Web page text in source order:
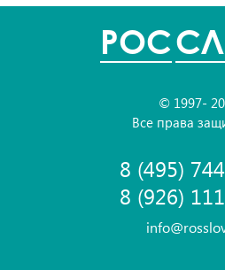
POC
© 1997-
Все права
8 (495)
8 (926)